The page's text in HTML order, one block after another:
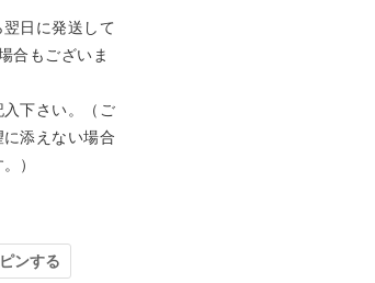
日に発送して
合もございま
下さい。（ご
添えない場合
）
ピンする